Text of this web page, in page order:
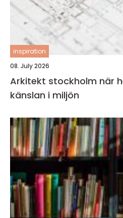
inspiration
08. July 2026
Arkitekt stockholm när helheten avgör
känslan i miljön